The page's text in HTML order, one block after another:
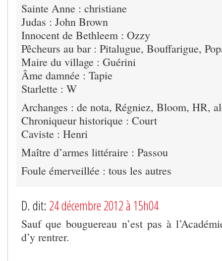
Sainte Anne : christiane
Judas : John Brown
Innocent de Bethleem : Ozzy
Pêcheurs au bar : Pitalugue, Bouffarigue,
Maire du village : Guérini
Âme damnée : Tapie
Starlette : W
Archanges : de nota, Régniez, Bloom, HR,
Chroniqueur historique : Court
Caviste : Henri
Maître d’armes littéraire : Passou
Foule émerveillée : tous les autres
D. dit: 24 décembre 2012 à 15h04
Sauf que bouguereau n’est pas à
d’y rentrer.